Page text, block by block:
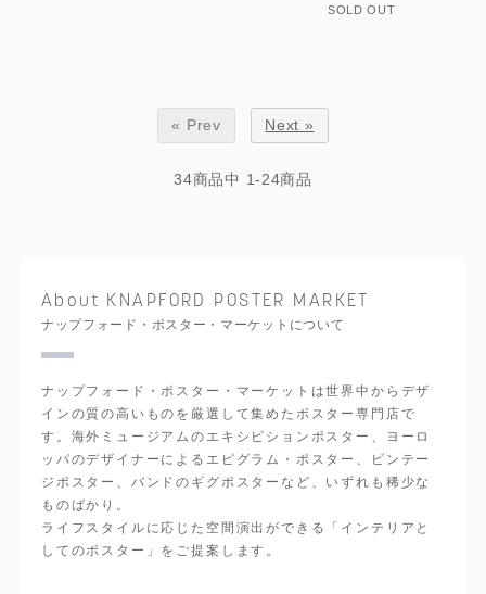
SOLD OUT
« Prev Next »
34商品中 1-24商品
About KNAPFORD POSTER MARKET
ナップフォード・ポスター・マーケットについて
ナップフォード・ポスター・マーケットは世界中からデザ
インの質の高いものを厳選して集めたポスター専門店で
す。海外ミュージアムのエキシビションポスター、ヨーロ
ッパのデザイナーによるエピグラム・ポスター、ビンテー
ジポスター、バンドのギグポスターなど、いずれも稀少な
ものばかり。
ライフスタイルに応じた空間演出ができる「インテリアと
してのポスター」をご提案します。